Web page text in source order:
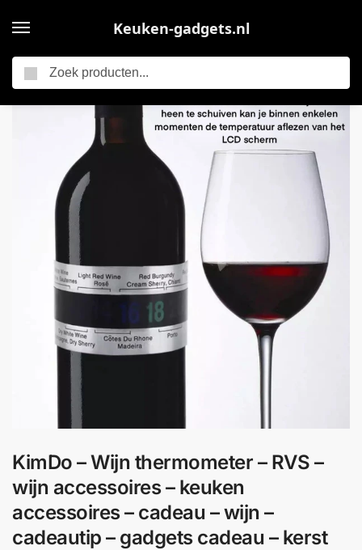
Keuken-gadgets.nl
KimDo – Wijn thermometer – RVS – wijn accessoires – keuken accessoires – cadeau – wijn – cadeautip – gadgets cadeau – kerst geschenk – Kerstcadeaus – cadeau
KimDo – Wijn thermometer – RVS –
wijn accessoires – keuken
accessoires – cadeau – wijn –
cadeautip – gadgets cadeau – kerst